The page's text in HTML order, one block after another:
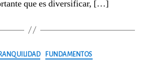
que es diversificar, […]
Categories
FUNDAMENTOS